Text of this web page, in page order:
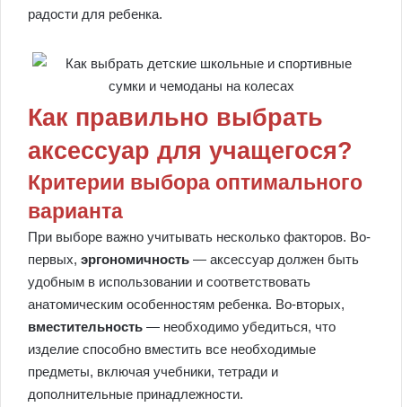
радости для ребенка.
Как правильно выбрать
аксессуар для учащегося?
Критерии выбора оптимального
варианта
При выборе важно учитывать несколько факторов. Во-
первых, эргономичность — аксессуар должен быть
удобным в использовании и соответствовать
анатомическим особенностям ребенка. Во-вторых,
вместительность — необходимо убедиться, что
изделие способно вместить все необходимые
предметы, включая учебники, тетради и
дополнительные принадлежности.